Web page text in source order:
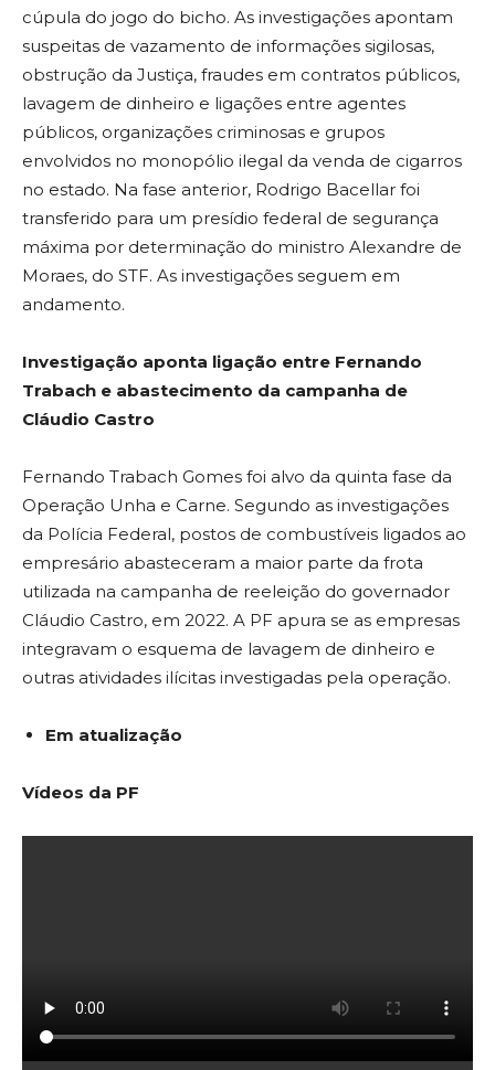
cúpula do jogo do bicho. As investigações apontam
suspeitas de vazamento de informações sigilosas,
obstrução da Justiça, fraudes em contratos públicos,
lavagem de dinheiro e ligações entre agentes
públicos, organizações criminosas e grupos
envolvidos no monopólio ilegal da venda de cigarros
no estado. Na fase anterior, Rodrigo Bacellar foi
transferido para um presídio federal de segurança
máxima por determinação do ministro Alexandre de
Moraes, do STF. As investigações seguem em
andamento.
Investigação aponta ligação entre Fernando
Trabach e abastecimento da campanha de
Cláudio Castro
Fernando Trabach Gomes foi alvo da quinta fase da
Operação Unha e Carne. Segundo as investigações
da Polícia Federal, postos de combustíveis ligados ao
empresário abasteceram a maior parte da frota
utilizada na campanha de reeleição do governador
Cláudio Castro, em 2022. A PF apura se as empresas
integravam o esquema de lavagem de dinheiro e
outras atividades ilícitas investigadas pela operação.
Em atualização
Vídeos da PF